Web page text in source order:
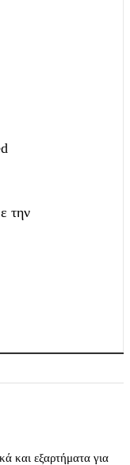
την
και εξαρτήματα για